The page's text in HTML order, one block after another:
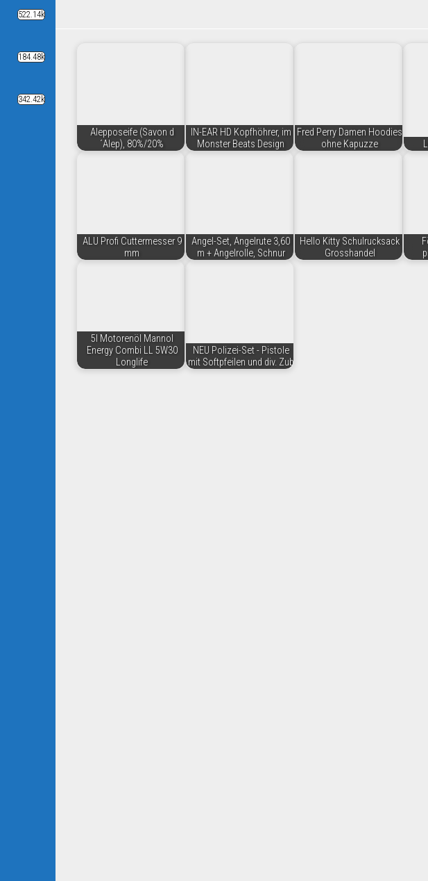
Alepposeife (Savon d
´Alep), 80%/20%
IN-EAR HD Kopfhöhrer, im
Monster Beats Design
Fred Perry Damen Hoodies
ohne Kapuzze
ALU Profi Cuttermesser 9
mm
Angel-Set, Angelrute 3,60
m + Angelrolle, Schnur
Hello Kitty Schulrucksack
Grosshandel
5l Motorenöl Mannol
Energy Combi LL 5W30
Longlife
NEU Polizei-Set - Pistole
mit Softpfeilen und div. Zub
522.14k
184.48k
342.42k